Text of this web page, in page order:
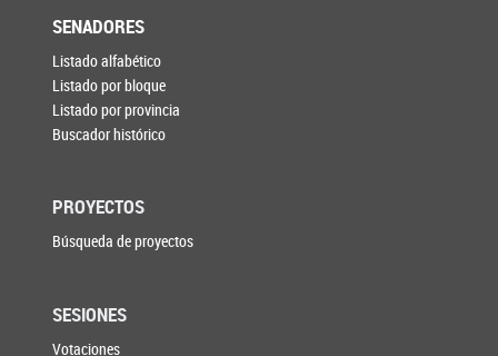
SENADORES
Listado alfabético
Listado por bloque
Listado por provincia
Buscador histórico
PROYECTOS
Búsqueda de proyectos
SESIONES
Votaciones